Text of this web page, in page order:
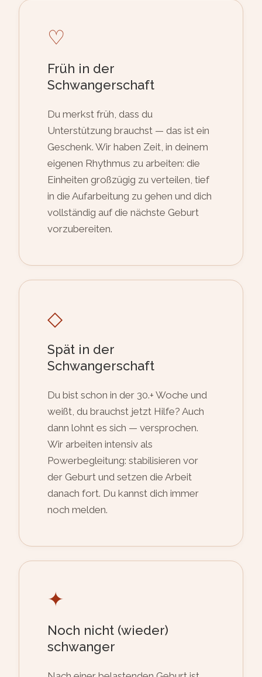
♡
Früh in der
Schwangerschaft
Du merkst früh, dass du
Unterstützung brauchst — das ist ein
Geschenk. Wir haben Zeit, in deinem
eigenen Rhythmus zu arbeiten: die
Einheiten großzügig zu verteilen, tief
in die Aufarbeitung zu gehen und dich
vollständig auf die nächste Geburt
vorzubereiten.
◇
Spät in der
Schwangerschaft
Du bist schon in der 30.+ Woche und
weißt, du brauchst jetzt Hilfe? Auch
dann lohnt es sich — versprochen.
Wir arbeiten intensiv als
Powerbegleitung: stabilisieren vor
der Geburt und setzen die Arbeit
danach fort. Du kannst dich immer
noch melden.
✦
Noch nicht (wieder)
schwanger